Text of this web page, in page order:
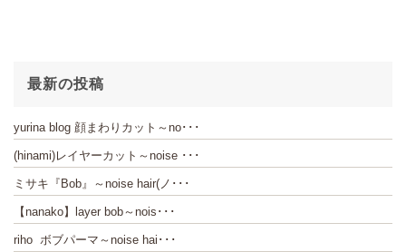
最新の投稿
yurina blog 顔まわりカット～no･･･
(hinami)レイヤーカット～noise ･･･
ミサキ『Bob』～noise hair(ノ･･･
【nanako】layer bob～nois･･･
riho ボブパーマ～noise hai･･･